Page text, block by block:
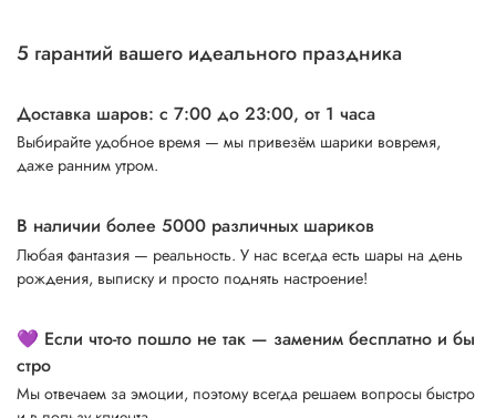
5 гарантий вашего идеального праздника
Доставка шаров: с 7:00 до 23:00, от 1 часа
Выбирайте удобное время — мы привезём шарики вовремя,
даже ранним утром.
В наличии более 5000 различных шариков
Любая фантазия — реальность. У нас всегда есть шары на день
рождения, выписку и просто поднять настроение!
💜 Если что-то пошло не так — заменим бесплатно и бы
стро
Мы отвечаем за эмоции, поэтому всегда решаем вопросы быстро